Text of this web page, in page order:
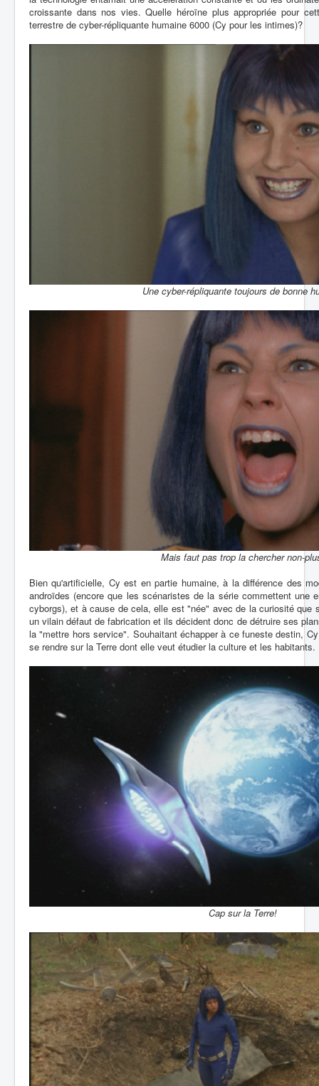
croissante dans nos vies. Quelle héroïne plus appropriée pour
terrestre de cyber-répliquante humaine 6000 (Cy pour les intimes)?
Une cyber-répliquante toujours de bonne
Mais faut pas trop la chercher non-
Bien qu'artificielle, Cy est en partie humaine, à la différence des
androïdes (encore que les scénaristes de la série commettent une
cyborgs), et à cause de cela, elle est "née" avec de la curiosité que
un vilain défaut de fabrication et ils décident donc de détruire ses
la "mettre hors service". Souhaitant échapper à ce funeste destin,
se rendre sur la Terre dont elle veut étudier la culture et les habitants.
Cap sur la Terre!